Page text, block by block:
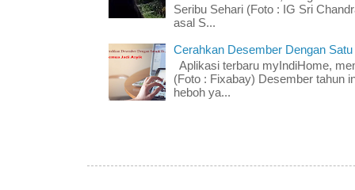
Seribu Sehari (Foto : IG Sri
asal S...
Cerahkan Desember Dengan
Aplikasi terbaru myIndiHome,
(Foto : Fixabay) Desember tahun
heboh ya...